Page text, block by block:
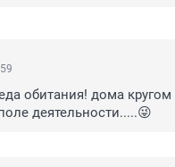
обитания! дома
деятельности.....😜